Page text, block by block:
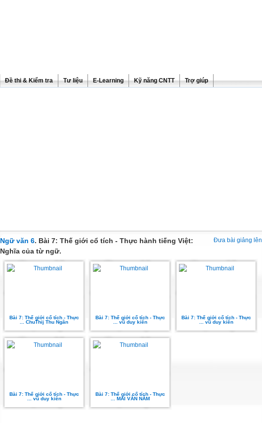
Đề thi & Kiểm tra Tư liệu E-Learning Kỹ năng CNTT Trợ giúp
Đưa bài giảng lên
Ngữ văn 6. Bài 7: Thế giới cổ tích - Thực hành tiếng Việt:
Nghĩa của từ ngữ.
Bài 7: Thế giới cổ tích - Thực
... ChuThij Thu Ngân
Bài 7: Thế giới cổ tích - Thực
... vũ duy kiên
Bài 7: Thế giới cổ tích - Thực
... vũ duy kiên
Bài 7: Thế giới cổ tích - Thực
... vũ duy kiên
Bài 7: Thế giới cổ tích - Thực
... MAI VĂN NĂM